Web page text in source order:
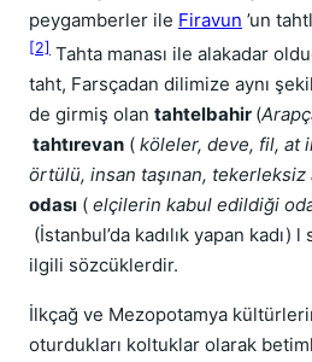
peygamberler ile Firavun ’un
[2] Tahta manası ile alakadar
taht, Farsçadan dilimize aynı
de girmiş olan tahtelbahir (
tahtırevan ( köleler, deve, fil, at
örtülü, insan taşınan, tekerleksiz
odası ( elçilerin kabul edildiği
(İstanbul’da kadılık yapan
ilgili sözcüklerdir.
İlkçağ ve Mezopotamya
oturdukları koltuklar olarak